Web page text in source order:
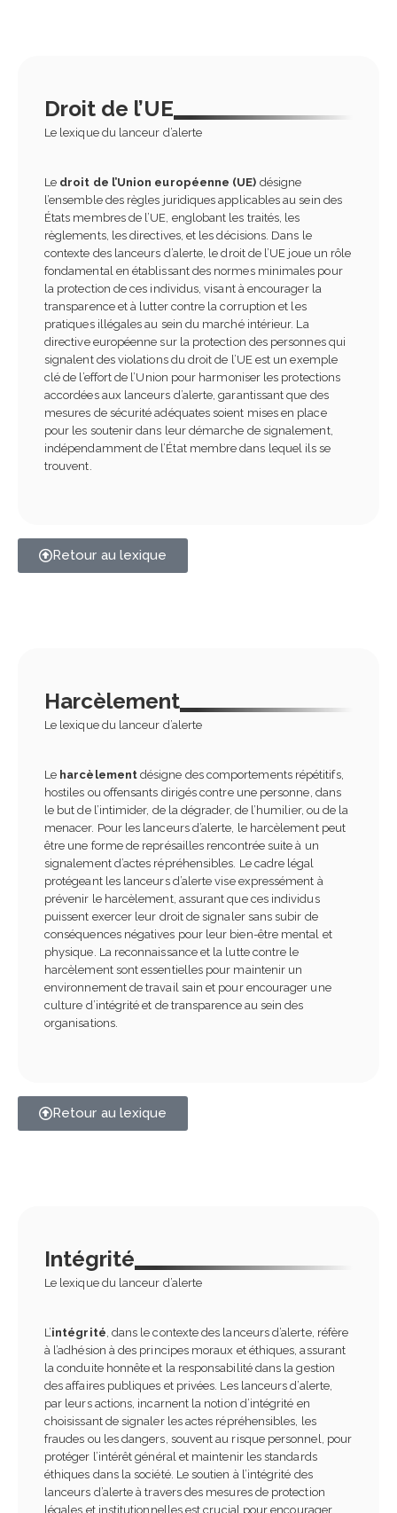
Droit de l’UE
Le lexique du lanceur d’alerte
Le droit de l’Union européenne (UE) désigne
l’ensemble des règles juridiques applicables au sein des
États membres de l’UE, englobant les traités, les
règlements, les directives, et les décisions. Dans le
contexte des lanceurs d’alerte, le droit de l’UE joue un rôle
fondamental en établissant des normes minimales pour
la protection de ces individus, visant à encourager la
transparence et à lutter contre la corruption et les
pratiques illégales au sein du marché intérieur. La
directive européenne sur la protection des personnes qui
signalent des violations du droit de l’UE est un exemple
clé de l’effort de l’Union pour harmoniser les protections
accordées aux lanceurs d’alerte, garantissant que des
mesures de sécurité adéquates soient mises en place
pour les soutenir dans leur démarche de signalement,
indépendamment de l’État membre dans lequel ils se
trouvent.
Retour au lexique
Harcèlement
Le lexique du lanceur d’alerte
Le harcèlement désigne des comportements répétitifs,
hostiles ou offensants dirigés contre une personne, dans
le but de l’intimider, de la dégrader, de l’humilier, ou de la
menacer. Pour les lanceurs d’alerte, le harcèlement peut
être une forme de représailles rencontrée suite à un
signalement d’actes répréhensibles. Le cadre légal
protégeant les lanceurs d’alerte vise expressément à
prévenir le harcèlement, assurant que ces individus
puissent exercer leur droit de signaler sans subir de
conséquences négatives pour leur bien-être mental et
physique. La reconnaissance et la lutte contre le
harcèlement sont essentielles pour maintenir un
environnement de travail sain et pour encourager une
culture d’intégrité et de transparence au sein des
organisations.
Retour au lexique
Intégrité
Le lexique du lanceur d’alerte
L’intégrité , dans le contexte des lanceurs d’alerte, réfère
à l’adhésion à des principes moraux et éthiques, assurant
la conduite honnête et la responsabilité dans la gestion
des affaires publiques et privées. Les lanceurs d’alerte,
par leurs actions, incarnent la notion d’intégrité en
choisissant de signaler les actes répréhensibles, les
fraudes ou les dangers, souvent au risque personnel, pour
protéger l’intérêt général et maintenir les standards
éthiques dans la société. Le soutien à l’intégrité des
lanceurs d’alerte à travers des mesures de protection
légales et institutionnelles est crucial pour encourager